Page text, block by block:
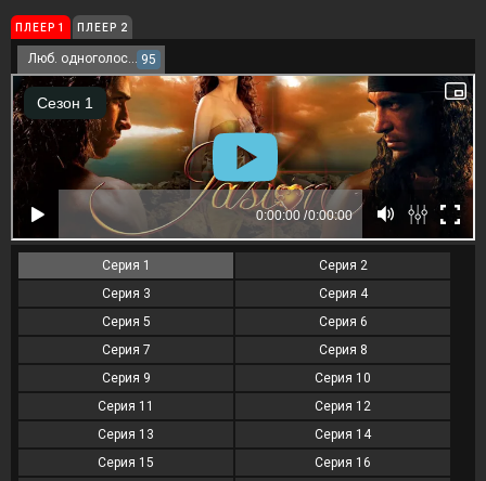
ПЛЕЕР 1 ПЛЕЕР 2
Люб. одноголосый 95
Серия 1
Серия 2
Серия 3
Серия 4
Серия 5
Серия 6
Серия 7
Серия 8
Серия 9
Серия 10
Серия 11
Серия 12
Серия 13
Серия 14
Серия 15
Серия 16